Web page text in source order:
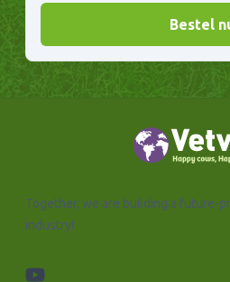
Bestel
Together, we are building a future-
industry!
youtube